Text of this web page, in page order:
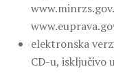
elektronska
CD-u, isključivo